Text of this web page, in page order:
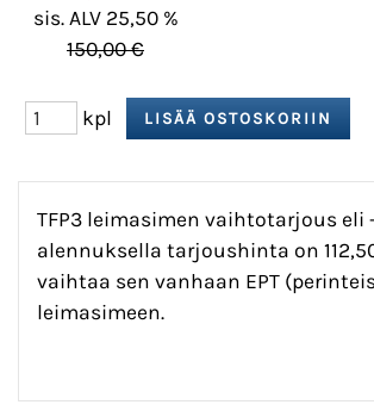
sis. ALV 25,50 %
150,00 €
kpl
TFP3 leimasimen vaihtotarjous eli
alennuksella tarjoushinta on
vaihtaa sen vanhaan EPT
leimasimeen.